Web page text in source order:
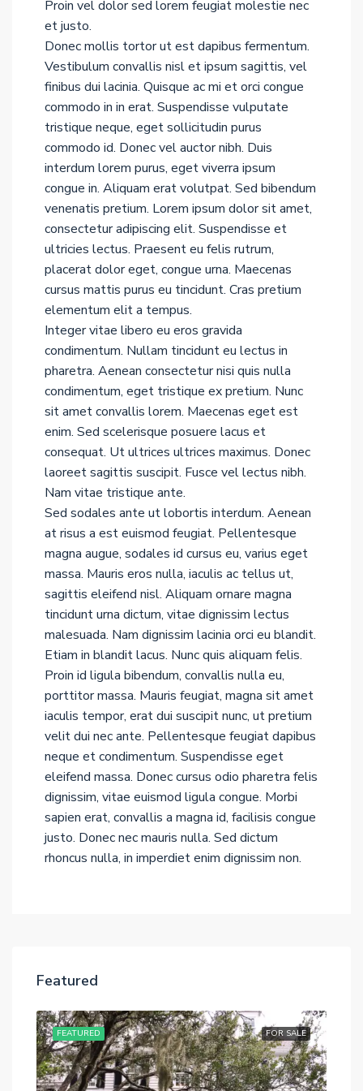
Proin vel dolor sed lorem feugiat molestie nec
et justo.
Donec mollis tortor ut est dapibus fermentum.
Vestibulum convallis nisl et ipsum sagittis, vel
finibus dui lacinia. Quisque ac mi et orci congue
commodo in in erat. Suspendisse vulputate
tristique neque, eget sollicitudin purus
commodo id. Donec vel auctor nibh. Duis
interdum lorem purus, eget viverra ipsum
congue in. Aliquam erat volutpat. Sed bibendum
venenatis pretium. Lorem ipsum dolor sit amet,
consectetur adipiscing elit. Suspendisse et
ultricies lectus. Praesent eu felis rutrum,
placerat dolor eget, congue urna. Maecenas
cursus mattis purus eu tincidunt. Cras pretium
elementum elit a tempus.
Integer vitae libero eu eros gravida
condimentum. Nullam tincidunt eu lectus in
pharetra. Aenean consectetur nisi quis nulla
condimentum, eget tristique ex pretium. Nunc
sit amet convallis lorem. Maecenas eget est
enim. Sed scelerisque posuere lacus et
consequat. Ut ultrices ultrices maximus. Donec
laoreet sagittis suscipit. Fusce vel lectus nibh.
Nam vitae tristique ante.
Sed sodales ante ut lobortis interdum. Aenean
at risus a est euismod feugiat. Pellentesque
magna augue, sodales id cursus eu, varius eget
massa. Mauris eros nulla, iaculis ac tellus ut,
sagittis eleifend nisl. Aliquam ornare magna
tincidunt urna dictum, vitae dignissim lectus
malesuada. Nam dignissim lacinia orci eu blandit.
Etiam in blandit lacus. Nunc quis aliquam felis.
Proin id ligula bibendum, convallis nulla eu,
porttitor massa. Mauris feugiat, magna sit amet
iaculis tempor, erat dui suscipit nunc, ut pretium
velit dui nec ante. Pellentesque feugiat dapibus
neque et condimentum. Suspendisse eget
eleifend massa. Donec cursus odio pharetra felis
dignissim, vitae euismod ligula congue. Morbi
sapien erat, convallis a magna id, facilisis congue
justo. Donec nec mauris nulla. Sed dictum
rhoncus nulla, in imperdiet enim dignissim non.
Featured
FOR SALE
FEATURED